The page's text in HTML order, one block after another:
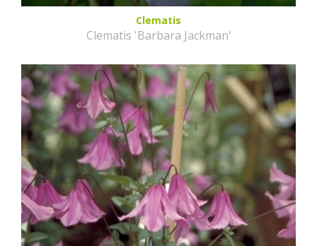
Clematis
Clematis 'Barbara Jackman'